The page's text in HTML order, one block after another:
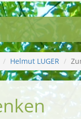
Helmut LUGER